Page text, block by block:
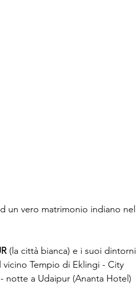
un vero matrimonio indiano nel
(la città bianca) e i suoi dintorni
vicino Tempio di Eklingi - City
notte a Udaipur (Ananta Hotel)